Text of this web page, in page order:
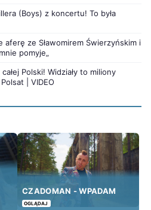
(Boys) z koncertu! To była
ze Sławomirem Świerzyńskim i
pomyje„
Polski! Widziały to miliony
| VIDEO
CZADOMAN - WPADAM
OGLĄDAJ